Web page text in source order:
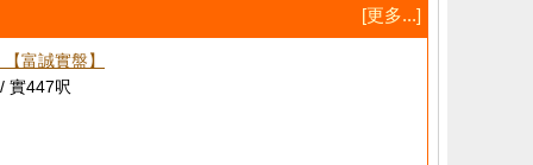
[更多...]
富誠實盤】
實447呎